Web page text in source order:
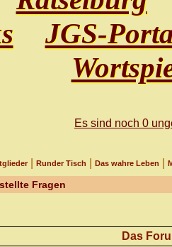
JGS-
Es sind noch 0
Runder Tisch Das wahre Leben
Fragen
Das